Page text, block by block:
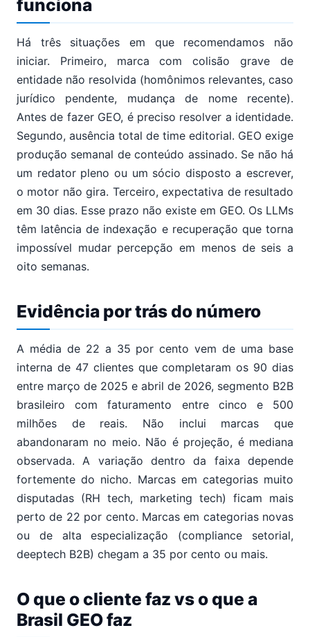
funciona
Há três situações em que recomendamos não
iniciar. Primeiro, marca com colisão grave de
entidade não resolvida (homônimos relevantes, caso
jurídico pendente, mudança de nome recente).
Antes de fazer GEO, é preciso resolver a identidade.
Segundo, ausência total de time editorial. GEO exige
produção semanal de conteúdo assinado. Se não há
um redator pleno ou um sócio disposto a escrever,
o motor não gira. Terceiro, expectativa de resultado
em 30 dias. Esse prazo não existe em GEO. Os LLMs
têm latência de indexação e recuperação que torna
impossível mudar percepção em menos de seis a
oito semanas.
Evidência por trás do número
A média de 22 a 35 por cento vem de uma base
interna de 47 clientes que completaram os 90 dias
entre março de 2025 e abril de 2026, segmento B2B
brasileiro com faturamento entre cinco e 500
milhões de reais. Não inclui marcas que
abandonaram no meio. Não é projeção, é mediana
observada. A variação dentro da faixa depende
fortemente do nicho. Marcas em categorias muito
disputadas (RH tech, marketing tech) ficam mais
perto de 22 por cento. Marcas em categorias novas
ou de alta especialização (compliance setorial,
deeptech B2B) chegam a 35 por cento ou mais.
O que o cliente faz vs o que a
Brasil GEO faz